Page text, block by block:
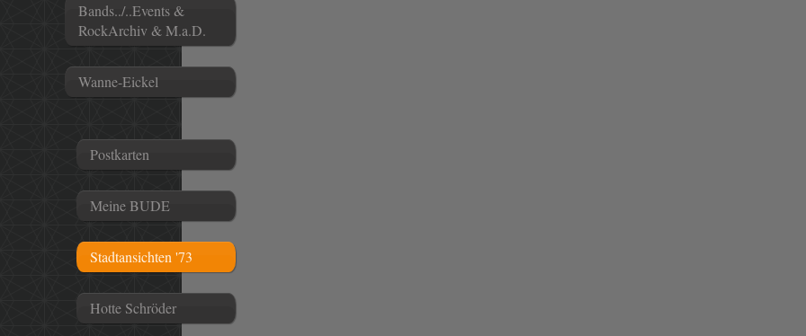
Bands../..Events &
RockArchiv & M.a.D.
Wanne-Eickel
Postkarten
Meine BUDE
Stadtansichten '73
Hotte Schröder